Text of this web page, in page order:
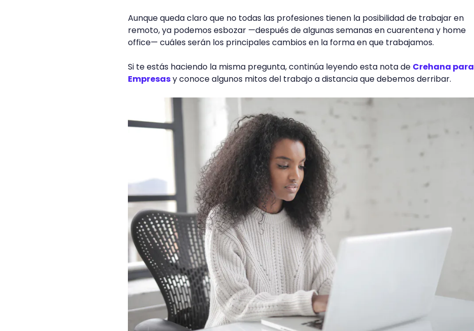
Aunque queda claro que no todas las profesiones tienen la posibilidad de trabajar en
remoto, ya podemos esbozar —después de algunas semanas en cuarentena y home
office— cuáles serán los principales cambios en la forma en que trabajamos.
Si te estás haciendo la misma pregunta, continúa leyendo esta nota de Crehana para
Empresasy conoce algunos mitos del trabajo a distancia que debemos derribar.